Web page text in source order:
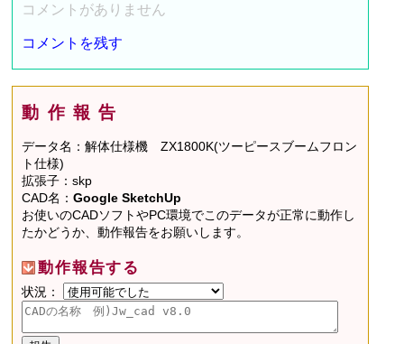
コメントがありません
コメントを残す
動作報告
データ名：解体仕様機 ZX1800K(ツーピースブームフロン
ト仕様)
拡張子：skp
CAD名：Google SketchUp
お使いのCADソフトやPC環境でこのデータが正常に動作し
たかどうか、動作報告をお願いします。
動作報告する
状況：